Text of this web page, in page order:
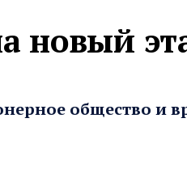
новый
общество и